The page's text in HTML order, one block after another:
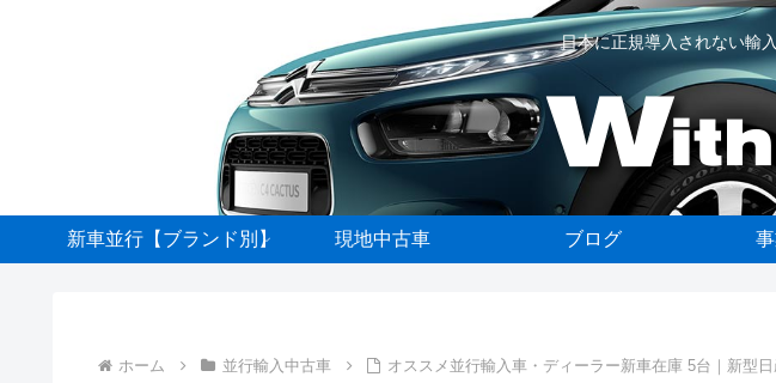
日本に正規導入されない輸
新車並行【ブランド別】 現地中古車 ブログ
ホーム 並行輸入中古車
オススメ並行輸入車・ディーラー新車在庫 5台｜新型